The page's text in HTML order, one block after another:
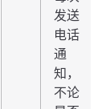
发送
电话
通
知，
不论